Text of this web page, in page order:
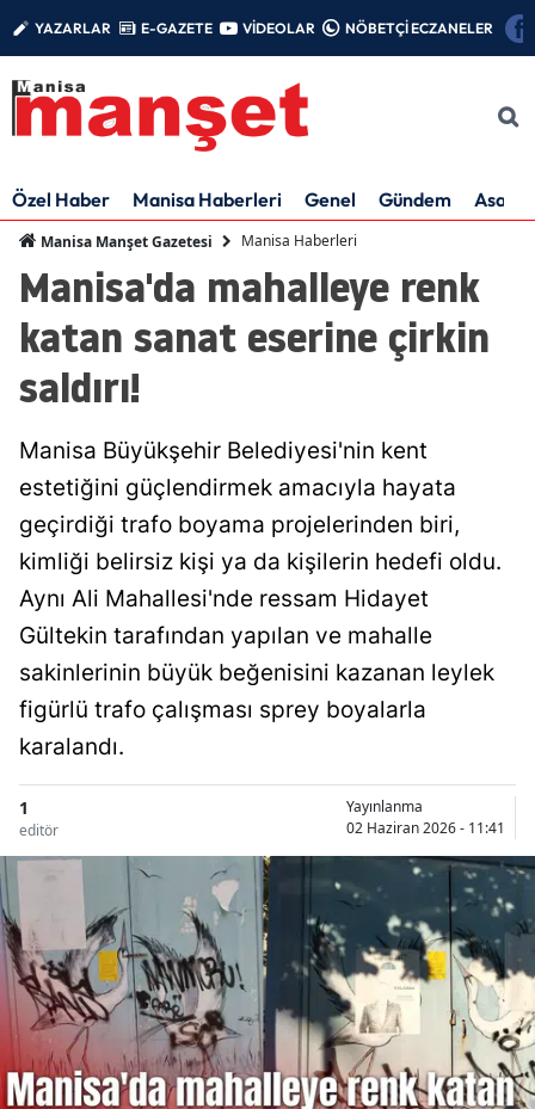
YAZARLAR E-GAZETE VİDEOLAR NÖBETÇİ ECZANELER
Özel Haber Manisa Haberleri Genel Gündem Asayiş
Manisa Manşet Gazetesi Manisa Haberleri
Manisa'da mahalleye renk
katan sanat eserine çirkin
saldırı!
Manisa Büyükşehir Belediyesi'nin kent
estetiğini güçlendirmek amacıyla hayata
geçirdiği trafo boyama projelerinden biri,
kimliği belirsiz kişi ya da kişilerin hedefi oldu.
Aynı Ali Mahallesi'nde ressam Hidayet
Gültekin tarafından yapılan ve mahalle
sakinlerinin büyük beğenisini kazanan leylek
figürlü trafo çalışması sprey boyalarla
karalandı.
1
editör
Yayınlanma
02 Haziran 2026 - 11:41